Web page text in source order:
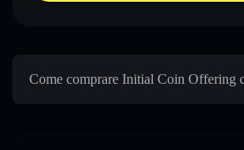
Come comprare Initial Coin Offering